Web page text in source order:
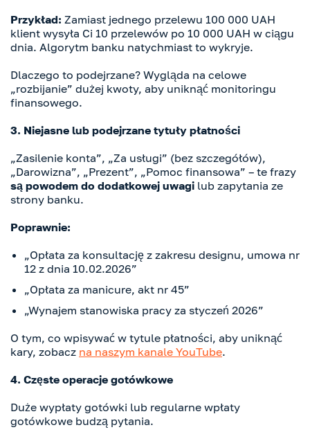
Przykład: Zamiast jednego przelewu 100 000 UAH
klient wysyła Ci 10 przelewów po 10 000 UAH w ciągu
dnia. Algorytm banku natychmiast to wykryje.
Dlaczego to podejrzane? Wygląda na celowe
„rozbijanie” dużej kwoty, aby uniknąć monitoringu
finansowego.
3. Niejasne lub podejrzane tytuły płatności
„Zasilenie konta”, „Za usługi” (bez szczegółów),
„Darowizna”, „Prezent”, „Pomoc finansowa” – te frazy
są powodem do dodatkowej uwagi lub zapytania ze
strony banku.
Poprawnie:
„Opłata za konsultację z zakresu designu, umowa nr
12 z dnia 10.02.2026”
„Opłata za manicure, akt nr 45”
„Wynajem stanowiska pracy za styczeń 2026”
O tym, co wpisywać w tytule płatności, aby uniknąć
kary, zobacz na naszym kanale YouTube.
4. Częste operacje gotówkowe
Duże wypłaty gotówki lub regularne wpłaty
gotówkowe budzą pytania.